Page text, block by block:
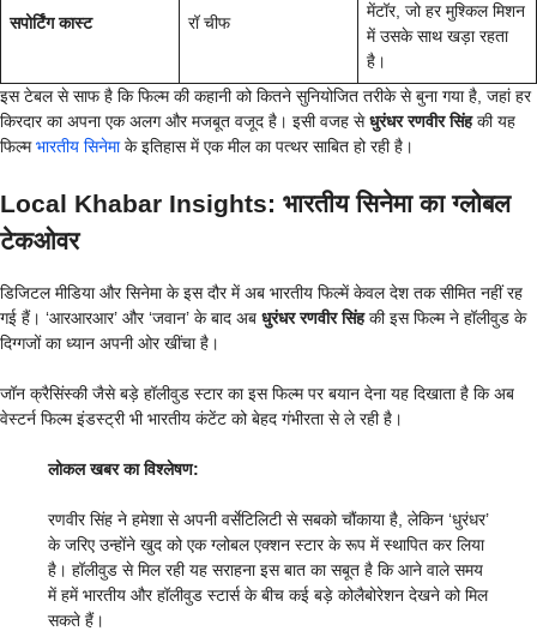
सपोर्टिंग कास्ट रॉ चीफ
मेंटॉर, जो हर मुश्किल मिशन
में उसके साथ खड़ा रहता
है।
इस टेबल से साफ है कि फिल्म की कहानी को कितने सुनियोजित तरीके से बुना गया है, जहां हर
किरदार का अपना एक अलग और मजबूत वजूद है। इसी वजह सेधुरंधर रणवीर सिंहकी यह
फिल्मभारतीय सिनेमाके इतिहास में एक मील का पत्थर साबित हो रही है।
Local Khabar Insights: भारतीय सिनेमा का ग्लोबल
टेकओवर
डिजिटल मीडिया और सिनेमा के इस दौर में अब भारतीय फिल्में केवल देश तक सीमित नहीं रह
गई हैं। ‘आरआरआर’ और ‘जवान’ के बाद अब धुरंधर रणवीर सिंहकी इस फिल्म ने हॉलीवुड के
दिग्गजों का ध्यान अपनी ओर खींचा है।
जॉन क्रैसिंस्की जैसे बड़े हॉलीवुड स्टार का इस फिल्म पर बयान देना यह दिखाता है कि अब
वेस्टर्न फिल्म इंडस्ट्री भी भारतीय कंटेंट को बेहद गंभीरता से ले रही है।
लोकल खबर का विश्लेषण:
रणवीर सिंह ने हमेशा से अपनी वर्सेटिलिटी से सबको चौंकाया है, लेकिन ‘धुरंधर’
के जरिए उन्होंने खुद को एक ग्लोबल एक्शन स्टार के रूप में स्थापित कर लिया
है। हॉलीवुड से मिल रही यह सराहना इस बात का सबूत है कि आने वाले समय
में हमें भारतीय और हॉलीवुड स्टार्स के बीच कई बड़े कोलैबोरेशन देखने को मिल
सकते हैं।